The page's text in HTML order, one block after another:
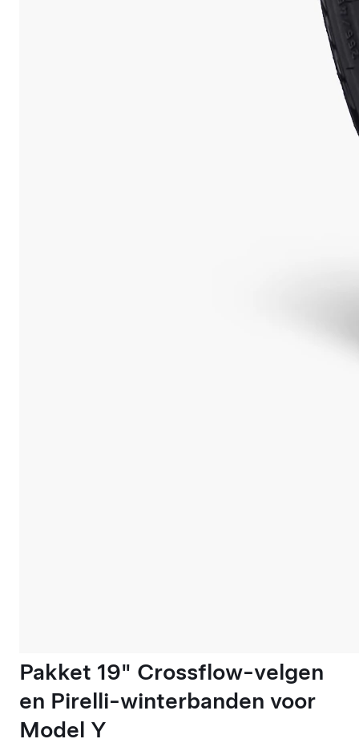
Pakket 19" Crossflow-velgen
en Pirelli-winterbanden voor
Model Y